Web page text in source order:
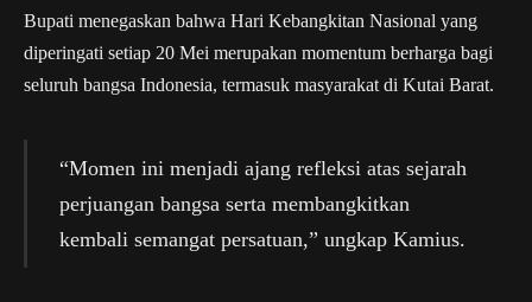
Bupati menegaskan bahwa Hari Kebangkitan Nasional yang
diperingati setiap 20 Mei merupakan momentum berharga bagi
seluruh bangsa Indonesia, termasuk masyarakat di Kutai Barat.
“Momen ini menjadi ajang refleksi atas sejarah
perjuangan bangsa serta membangkitkan
kembali semangat persatuan,” ungkap Kamius.